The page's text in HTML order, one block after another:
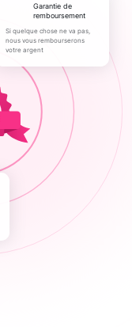
Garantie de
remboursement
Si quelque chose ne va pas,
nous vous rembourserons
votre argent